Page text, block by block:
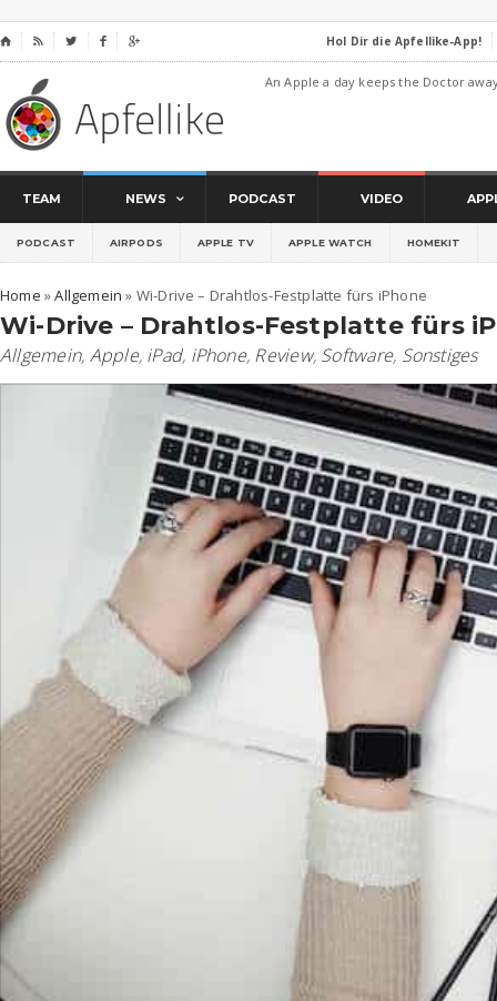
⌂     Hol Dir die Apfellike-App!
An Apple a day keeps the Doctor
TEAM NEWS PODCAST VIDEO
PODCAST AIRPODS APPLE TV APPLE WATCH HOMEKIT
Home »Allgemein » Wi-Drive – Drahtlos-Festplatte fürs iPhone
Wi-Drive – Drahtlos-Festplatte fürs
Allgemein, Apple, iPad, iPhone, Review, Software, Sonstiges